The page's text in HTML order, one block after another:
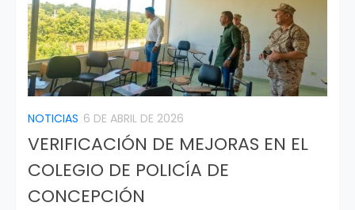
NOTICIAS 6 DE ABRIL DE 2026
VERIFICACIÓN DE MEJORAS EN EL
COLEGIO DE POLICÍA DE
CONCEPCIÓN